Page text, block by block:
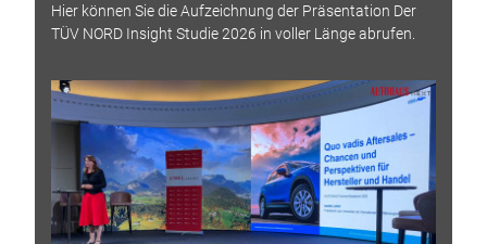
Hier können Sie die Aufzeichnung der Präsentation Der
TÜV NORD Insight Studie 2026 in voller Länge abrufen.